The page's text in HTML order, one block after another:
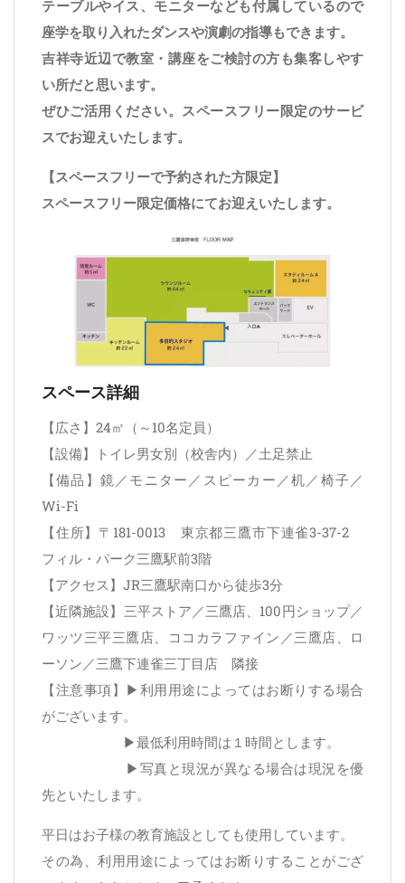
テーブルやイス、モニターなども付属しているので
座学を取り入れたダンスや演劇の指導もできます。
吉祥寺近辺で教室・講座をご検討の方も集客しやす
い所だと思います。
ぜひご活用ください。スペースフリー限定のサービ
スでお迎えいたします。
【スペースフリーで予約された方限定】
スペースフリー限定価格にてお迎えいたします。
スペース詳細
【広さ】24㎡（～10名定員）
【設備】トイレ男女別（校舎内）／土足禁止
【備品】鏡／モニター／スピーカー／机／椅子／
Wi-Fi
【住所】〒181-0013 東京都三鷹市下連雀3-37-2
フィル・パーク三鷹駅前3階
【アクセス】JR三鷹駅南口から徒歩3分
【近隣施設】三平ストア／三鷹店、100円ショップ／
ワッツ三平三鷹店、ココカラファイン／三鷹店、ロ
ーソン／三鷹下連雀三丁目店 隣接
【注意事項】▶利用用途によってはお断りする場合
がございます。
▶最低利用時間は１時間とします。
▶写真と現況が異なる場合は現況を優
先といたします。
平日はお子様の教育施設としても使用しています。
その為、利用用途によってはお断りすることがござ